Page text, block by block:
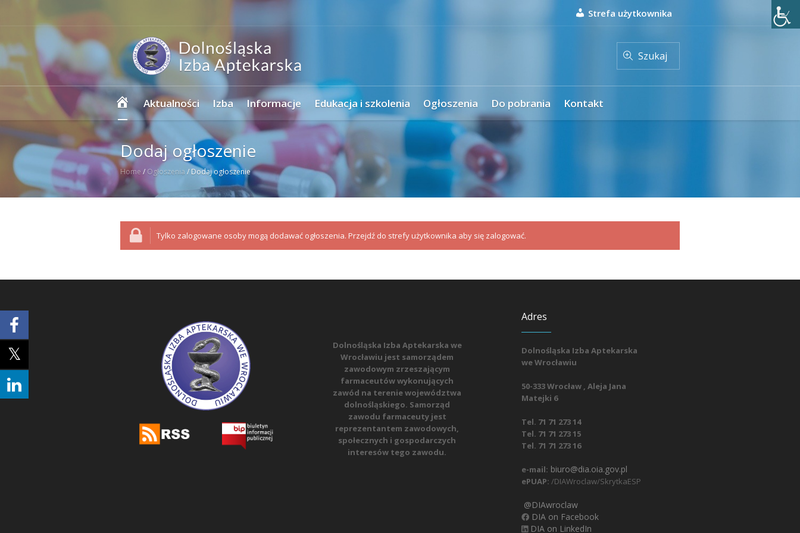
Strefa użytkownika
Szukaj
Strona
główna
Aktualności Izba Informacje Edukacja i szkolenia Ogłoszenia Do pobrania Kontakt
Dodaj ogłoszenie
Home / Ogłoszenia / Dodaj ogłoszenie
Tylko zalogowane osoby mogą dodawać ogłoszenia. Przejdź do strefy użytkownika aby się zalogować.
Dolnośląska Izba Aptekarska we
Wrocławiu jest samorządem
zawodowym zrzeszającym
farmaceutów wykonujących
zawód na terenie województwa
dolnośląskiego. Samorząd
zawodu farmaceuty jest
reprezentantem zawodowych,
społecznych i gospodarczych
interesów tego zawodu.
Adres
Dolnośląska Izba Aptekarska
we Wrocławiu
50-333 Wrocław , Aleja Jana
Matejki 6
Tel. 71 71 273 14
Tel. 71 71 273 15
Tel. 71 71 273 16
e-mail: biuro@dia.oia.gov.pl
ePUAP: /DIAWroclaw/SkrytkaESP
@DIAwroclaw
DIA on Facebook
DIA on LinkedIn